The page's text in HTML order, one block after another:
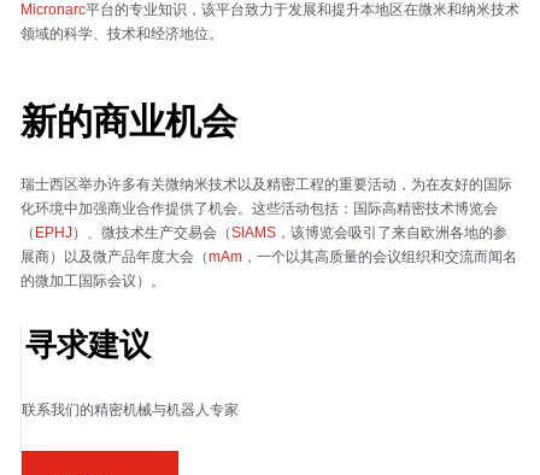
Micronarc平台的专业知识，该平台致力于发展和提升本地区在微米和纳米技术
领域的科学、技术和经济地位。
新的商业机会
瑞士西区举办许多有关微纳米技术以及精密工程的重要活动，为在友好的国际
化环境中加强商业合作提供了机会。这些活动包括：国际高精密技术博览会
（ EPHJ）、微技术生产交易会（SIAMS，该博览会吸引了来自欧洲各地的参
展商）以及微产品年度大会（mAm，一个以其高质量的会议组织和交流而闻名
的微加工国际会议）。
寻求建议
联系我们的精密机械与机器人专家